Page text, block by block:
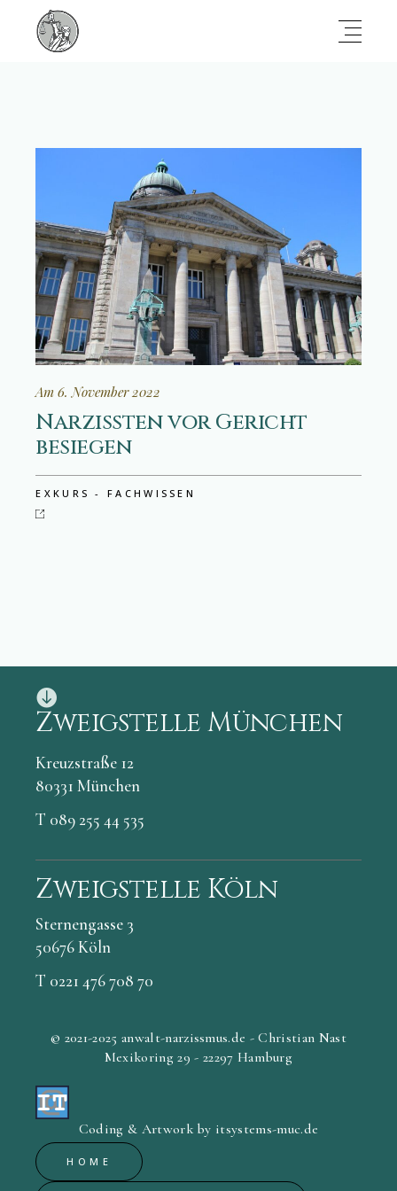
Am 6. November 2022
Narzissten vor Gericht
besiegen
EXKURS - FACHWISSEN
Zweigstelle München
Kreuzstraße 12
80331 München
T 089 255 44 535
Zweigstelle Köln
Sternengasse 3
50676 Köln
T 0221 476 708 70
© 2021-2025 anwalt-narzissmus.de - Christian Nast
Mexikoring 29 - 22297 Hamburg
Coding & Artwork by itsystems-muc.de
HOME